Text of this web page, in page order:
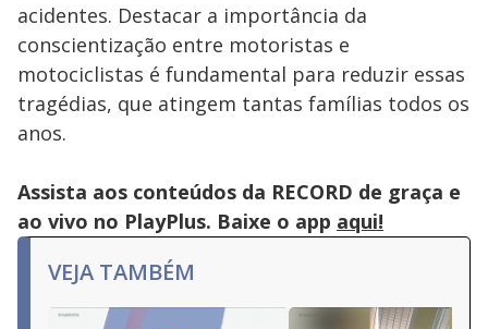
acidentes. Destacar a importância da
conscientização entre motoristas e
motociclistas é fundamental para reduzir essas
tragédias, que atingem tantas famílias todos os
anos.
Assista aos conteúdos da RECORD de graça e
ao vivo no PlayPlus. Baixe o app aqui!
VEJA TAMBÉM